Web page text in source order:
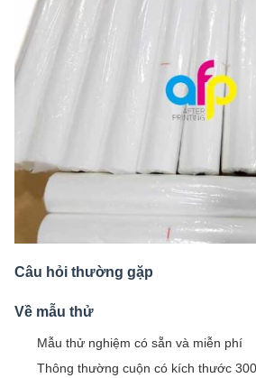
Câu hỏi thường gặp
Về mẫu thử
Mẫu thử nghiệm có sẵn và miễn phí
Thông thường cuộn có kích thước